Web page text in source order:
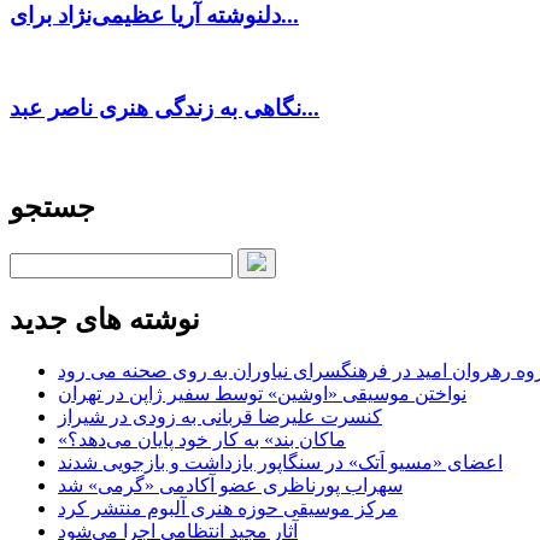
دلنوشته آریا عظیمی‌نژاد برای...
نگاهی به زندگی هنری ناصر عبد...
جستجو
نوشته های جدید
رهروان امید در فرهنگسرای نیاوران به روی صحنه می رود
نواختن موسیقی «اوشین» توسط سفیر ژاپن در تهران
کنسرت علیرضا قربانی به زودی در شیراز
«ماکان بند» به کار خود پایان می‌دهد؟
اعضای «مسیو اَتک» در سنگاپور بازداشت و بازجویی شدند
سهراب پورناظری عضو آکادمی «گرمی» شد
مرکز موسیقی حوزه هنری آلبوم منتشر کرد
آثار مجید انتظامی اجرا می‌شود